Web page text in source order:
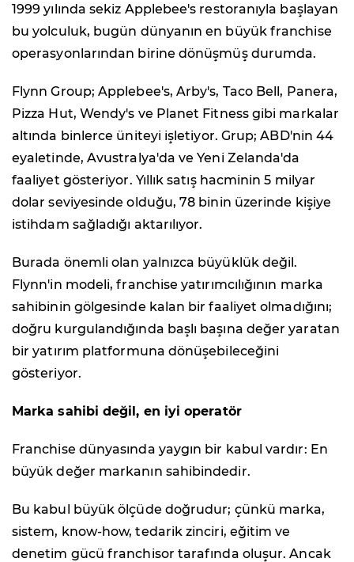
1999 yılında sekiz Applebee's restoranıyla başlayan
bu yolculuk, bugün dünyanın en büyük franchise
operasyonlarından birine dönüşmüş durumda.
Flynn Group; Applebee's, Arby's, Taco Bell, Panera,
Pizza Hut, Wendy's ve Planet Fitness gibi markalar
altında binlerce üniteyi işletiyor. Grup; ABD'nin 44
eyaletinde, Avustralya'da ve Yeni Zelanda'da
faaliyet gösteriyor. Yıllık satış hacminin 5 milyar
dolar seviyesinde olduğu, 78 binin üzerinde kişiye
istihdam sağladığı aktarılıyor.
Burada önemli olan yalnızca büyüklük değil.
Flynn'in modeli, franchise yatırımcılığının marka
sahibinin gölgesinde kalan bir faaliyet olmadığını;
doğru kurgulandığında başlı başına değer yaratan
bir yatırım platformuna dönüşebileceğini
gösteriyor.
Marka sahibi değil, en iyi operatör
Franchise dünyasında yaygın bir kabul vardır: En
büyük değer markanın sahibindedir.
Bu kabul büyük ölçüde doğrudur; çünkü marka,
sistem, know-how, tedarik zinciri, eğitim ve
denetim gücü franchisor tarafında oluşur. Ancak